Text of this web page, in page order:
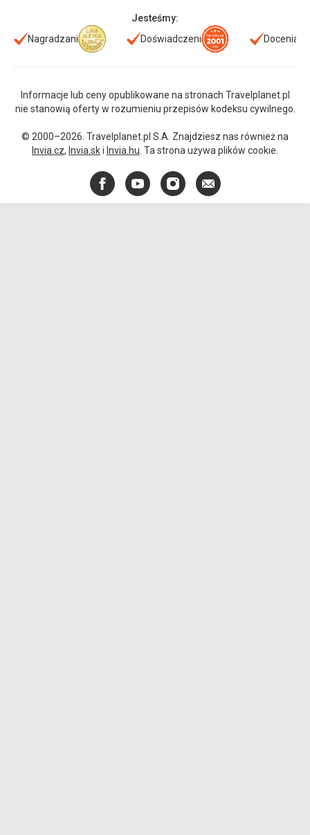
Jesteśmy:
Nagradzani
Doświadczeni Doceniani
Informacje lub ceny opublikowane na stronach Travelplanet.pl
nie stanowią oferty w rozumieniu przepisów kodeksu cywilnego.
© 2000–2026. Travelplanet.pl S.A. Znajdziesz nas również na
Invia.cz, Invia.ski Invia.hu . Ta strona używa plików cookie.
FacebookYouTubeInstagram
E-
mail